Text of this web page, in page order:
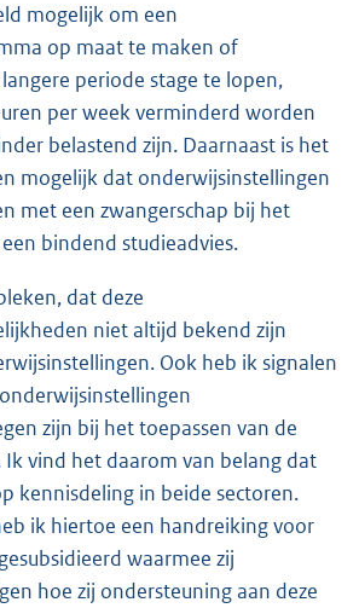
mogelijk om een
op maat te maken of
periode stage te lopen,
per week verminderd worden
belastend zijn. Daarnaast is het
mogelijk dat onderwijsinstellingen
met een zwangerschap bij het
bindend studieadvies.
dat deze
niet altijd bekend zijn
Ook heb ik signalen
zijn bij het toepassen van de
vind het daarom van belang dat
kennisdeling in beide sectoren.
ik hiertoe een handreiking voor
waarmee zij
hoe zij ondersteuning aan deze